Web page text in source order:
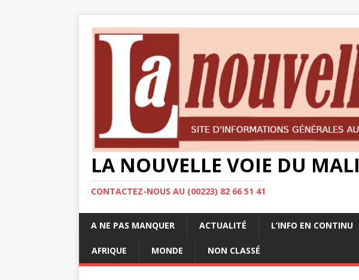
LA NOUVELLE VOIE DU MALI
CONTACTEZ-NOUS AU (00223) 82 66 51 41
A NE PAS MANQUER ACTUALITÉ L’INFO EN CONTINU
AFRIQUE MONDE NON CLASSÉ